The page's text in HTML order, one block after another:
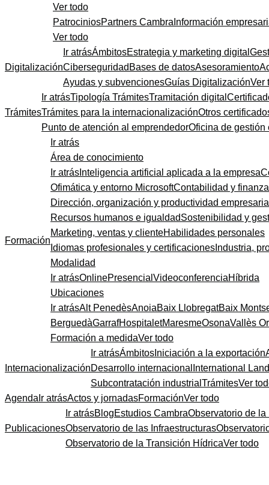
Ver todo
PatrociniosPartners Cambra Información
Ver todo
Digitalización
Ir atrásÁmbitosEstrategia y marketing digital
Ciberseguridad Bases de datosAsesoramiento
Ayudas y subvencionesGuías DigitalizaciónVer
Trámites
Ir atrásTipología TrámitesTramitación digital
Trámites para la internacionalizaciónOtros
Punto de atención al emprendedorOficina de gestión
Formación
Ir atrás
Área de conocimiento
Ir atrás Inteligencia artificial aplicada a la empresa
Ofimática y entorno MicrosoftContabilidad y
Dirección, organización y productividad
Recursos humanos e igualdadSostenibilidad y
Marketing, ventas y clienteHabilidades personales
Idiomas profesionales y certificaciones Industria,
Modalidad
Ir atrásOnlinePresencial VideoconferenciaHíbrida
Ubicaciones
Ir atrásAlt PenedèsAnoiaBaix LlobregatBaix
BerguedàGarrafHospitaletMaresmeOsonaVallès
Formación a medidaVer todo
Internacionalización
Ir atrásÁmbitos Iniciación a la exportación
Desarrollo internacional International
Subcontratación industrial TrámitesVer
Agenda Ir atrásActos y jornadasFormaciónVer todo
Publicaciones
Ir atrásBlogEstudios CambraObservatorio de la
Observatorio de las Infraestructuras
Observatorio de la Transición HídricaVer todo